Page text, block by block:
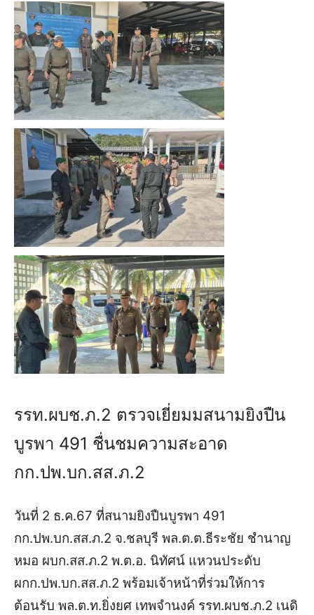
รรท.ผบช.ภ.2 ตรวจเยี่ยมมสนามยิงปืน
บูรพา 491 ชื่นชมความสะอาด
กก.ปพ.บก.สส.ภ.2
วันที่ 2 ธ.ค.67 ที่สนามยิงปืนบูรพา 491
กก.ปพ.บก.สส.ภ.2 จ.ชลบุรี พล.ต.ต.ธีระชัย ชำนาญ
หมอ ผบก.สส.ภ.2 พ.ต.อ. นิทัศน์ แหวนประดับ
ผกก.ปพ.บก.สส.ภ.2 พร้อมเจ้าหน้าที่ร่วมให้การ
ต้อนรับ พล.ต.ท.ยิ่งยศ เทพจำนงค์ รรท.ผบช.ภ.2 เนดิ